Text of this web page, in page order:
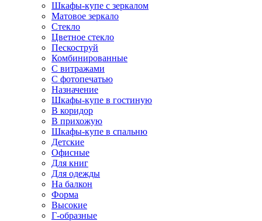
Шкафы-купе с зеркалом
Матовое зеркало
Стекло
Цветное стекло
Пескоструй
Комбинированные
С витражами
С фотопечатью
Назначение
Шкафы-купе в гостиную
В коридор
В прихожую
Шкафы-купе в спальню
Детские
Офисные
Для книг
Для одежды
На балкон
Форма
Высокие
Г-образные